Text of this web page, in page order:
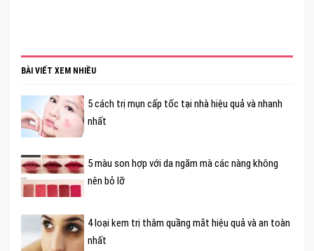
BÀI VIẾT XEM NHIỀU
5 cách trị mụn cấp tốc tại nhà hiệu quả và nhanh
nhất
5 màu son hợp với da ngăm mà các nàng không
nên bỏ lỡ
4 loại kem trị thâm quầng mắt hiệu quả và an toàn
nhất